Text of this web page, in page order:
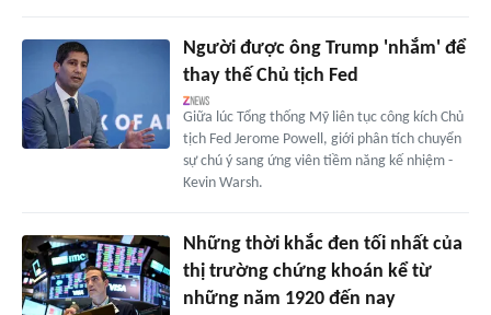
Người được ông Trump 'nhắm' để
thay thế Chủ tịch Fed
Giữa lúc Tổng thống Mỹ liên tục công kích Chủ
tịch Fed Jerome Powell, giới phân tích chuyển
sự chú ý sang ứng viên tiềm năng kế nhiệm -
Kevin Warsh.
Những thời khắc đen tối nhất của
thị trường chứng khoán kể từ
những năm 1920 đến nay